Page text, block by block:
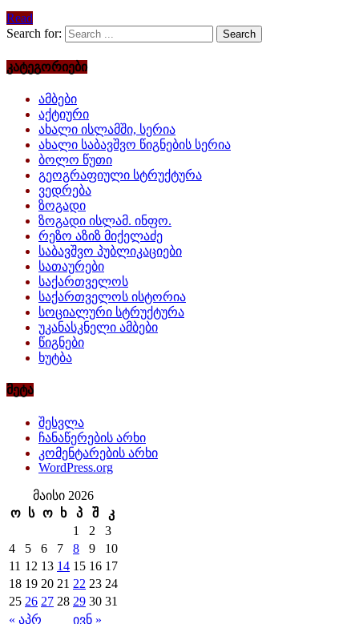
Read
Search for:
კატეგორიები
ამბები
აქტიური
ახალი ისლამში, სერია
ახალი საბავშვო წიგნების სერია
ბოლო წუთი
გეოგრაფიული სტრუქტურა
ვედრება
ზოგადი
ზოგადი ისლამ. ინფო.
რეზო აზიზ მიქელაძე
საბავშვო პუბლიკაციები
სათაურები
საქართველოს
საქართველოს ისტორია
სოციალური სტრუქტურა
უკანასკნელი ამბები
წიგნები
ხუტბა
მეტა
შესვლა
ჩანაწერების არხი
კომენტარების არხი
WordPress.org
მაისი 2026
ო
ს ო ხ პ შ კ
« აპრ ივნ »
1 2
3
4
5 6 7 8 9
10
11 12 13 14 15 16 17
18 19 20 21 22 23 24
25 26 27 28 29 30 31